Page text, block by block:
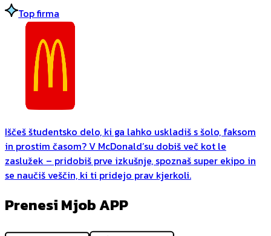
Top firma
Iščeš študentsko delo, ki ga lahko uskladiš s šolo, faksom
in prostim časom? V McDonald’su dobiš več kot le
zaslužek – pridobiš prve izkušnje, spoznaš super ekipo in
se naučiš veščin, ki ti pridejo prav kjerkoli.
Prenesi Mjob APP